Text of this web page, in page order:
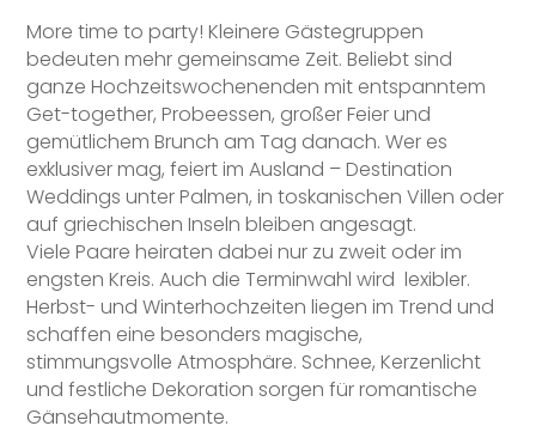
More time to party! Kleinere Gästegruppen
bedeuten mehr gemeinsame Zeit. Beliebt sind
ganze Hochzeitswochenenden mit entspanntem
Get-together, Probeessen, großer Feier und
gemütlichem Brunch am Tag danach. Wer es
exklusiver mag, feiert im Ausland – Destination
Weddings unter Palmen, in toskanischen Villen oder
auf griechischen Inseln bleiben angesagt.
Viele Paare heiraten dabei nur zu zweit oder im
engsten Kreis. Auch die Terminwahl wird lexibler.
Herbst- und Winterhochzeiten liegen im Trend und
schaffen eine besonders magische,
stimmungsvolle Atmosphäre. Schnee, Kerzenlicht
und festliche Dekoration sorgen für romantische
Gänsehautmomente.